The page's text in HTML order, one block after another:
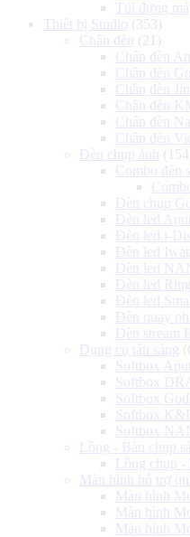
Túi đựng
Thiết bị Studio (353)
Chân đèn
(21)
Chân đèn
Chân đèn
Chân đèn
Chân đèn
Chân đèn
Chân đèn
Đèn chụp ảnh
Combo đèn
Đèn chụp
Đèn led
Đèn led i-
Đèn led
Đèn led
Đèn led Ring
Đèn led
Đèn quay
Đèn stream
Dụng cụ tản sáng
Softbox
Softbox
Softbox
Softbox
Softbox
Lồng - Bàn chụp
Lồng chụp -
Màn hình hỗ trợ
Màn hình
Màn hình
Màn hình